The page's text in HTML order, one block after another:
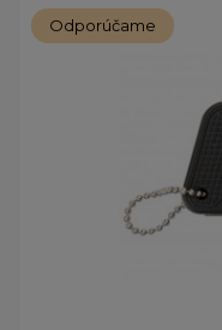
Odporúčame